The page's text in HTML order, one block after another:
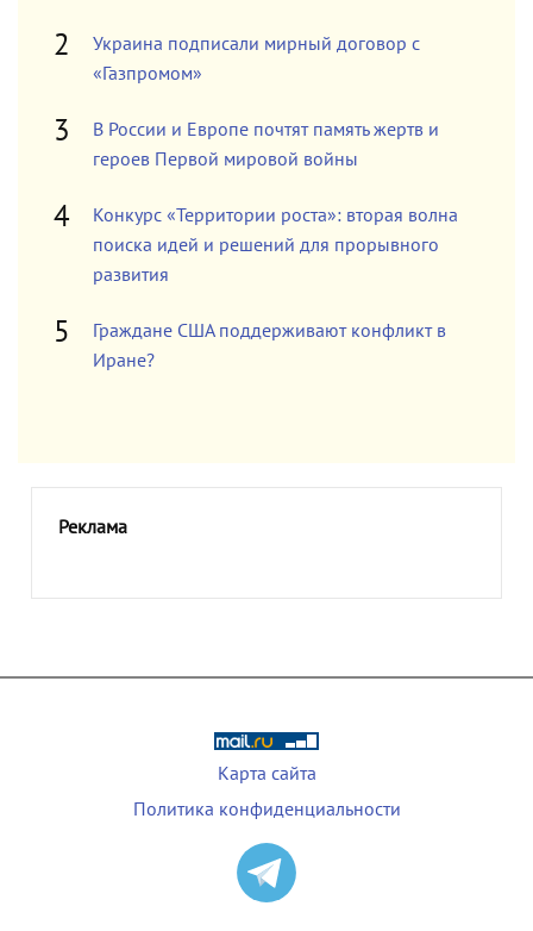
Украина подписали мирный договор с
«Газпромом»
В России и Европе почтят память жертв и
героев Первой мировой войны
Конкурс «Территории роста»: вторая волна
поиска идей и решений для прорывного
развития
Граждане США поддерживают конфликт в
Иране?
Реклама
Карта сайта
Политика конфиденциальности